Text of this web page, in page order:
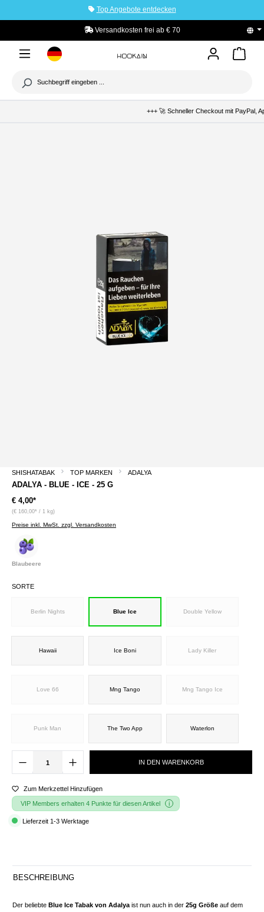
Top Angebote entdecken
Versandkosten frei ab € 70 PayPal
+++ 🚀 Schneller Checkout mit PayPal, Apple
SHISHATABAK TOP MARKEN ADALYA
ADALYA - BLUE - ICE - 25 G
€ 4,00*
(€ 160,00* / 1 kg)
Preise inkl. MwSt. zzgl. Versandkosten
Blaubeere
SORTE
Berlin Nights Blue Ice Double Yellow
Hawaii Ice Boni Lady Killer
Love 66 Mng Tango Mng Tango Ice
Punk Man The Two App Waterlon
IN DEN WARENKORB
Zum Merkzettel Hinzufügen
VIP Members erhalten 4 Punkte für diesen Artikel
Lieferzeit 1-3 Werktage
BESCHREIBUNG
Der beliebte Blue Ice Tabak von Adalya ist nun auch in der 25g Größe auf dem